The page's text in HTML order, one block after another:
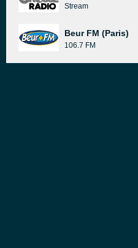
Stream
Beur FM (Paris)
106.7 FM